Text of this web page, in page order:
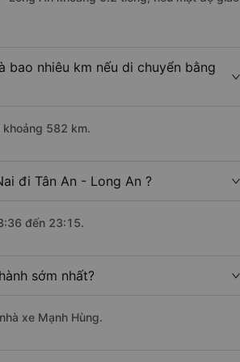
bao nhiêu km nếu di chuyển bằng
582 km.
đi Tân An - Long An ?
đến 23:15.
sớm nhất?
xe Mạnh Hùng.